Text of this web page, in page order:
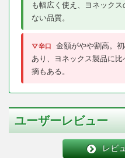
も幅広く使え、ヨネック
ない品質。
▽辛口
金額がやや割高。
あり、ヨネックス製品に
摘もある。
ユーザーレビュー
レビ